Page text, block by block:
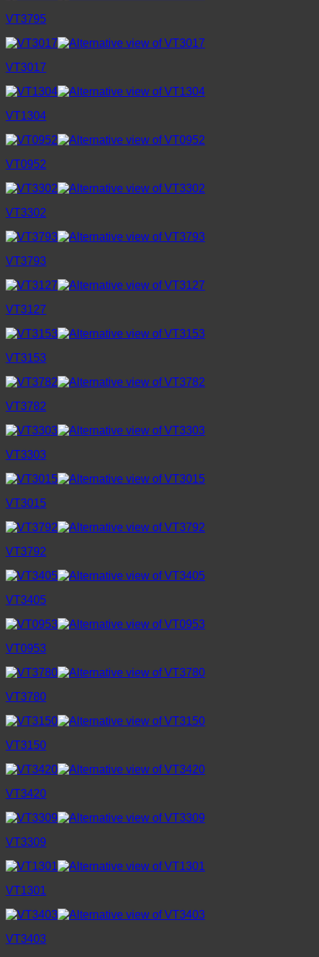
VT3795
VT3017
VT1304
VT0952
VT3302
VT3793
VT3127
VT3153
VT3782
VT3303
VT3015
VT3792
VT3405
VT0953
VT3780
VT3150
VT3420
VT3309
VT1301
VT3403